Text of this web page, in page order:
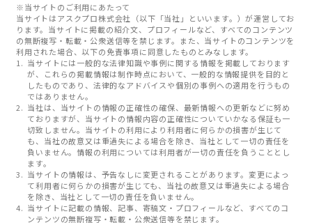
※当サイトのご利用にあたって
当サイトはアスクプロ株式会社（以下「当社」といいます。）が運営してお
ります。当サイトに掲載の紹介文、プロフィールなど、すべてのコンテンツ
の無断複写・転載・公衆送信等を禁じます。また、当サイトのコンテンツを
利用された場合、以下の免責事項に同意したものとみなします。
当サイトには一般的な法律知識や事例に関する情報を掲載しております
が、これらの掲載情報は制作時点において、一般的な情報提供を目的と
したものであり、法律的なアドバイスや個別の事例への適用を行うもの
ではありません。
当社は、当サイトの情報の正確性の確保、最新情報への更新などに努め
ておりますが、当サイトの情報内容の正確性についていかなる保証も一
切致しません。当サイトの利用により利用者に何らかの損害が生じて
も、当社の故意又は重過失による場合を除き、当社として一切の責任を
負いません。情報の利用については利用者が一切の責任を負うこととし
ます。
当サイトの情報は、予告なしに変更されることがあります。変更によっ
て利用者に何らかの損害が生じても、当社の故意又は重過失による場合
を除き、当社として一切の責任を負いません。
当サイトに記載の情報、記事、寄稿文・プロフィールなど、すべてのコ
ンテンツの無断複写・転載・公衆送信等を禁じます。